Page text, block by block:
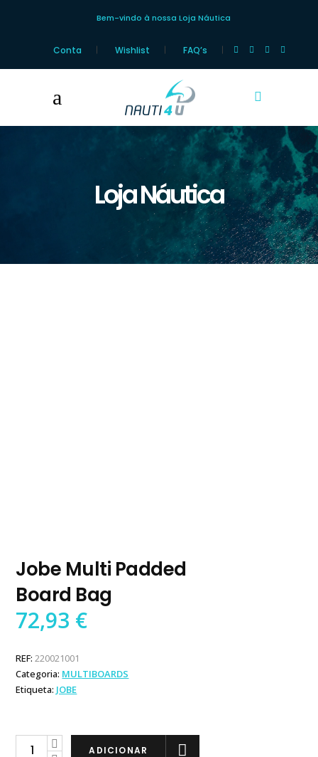
Bem-vindo à nossa Loja Náutica
Conta Wishlist FAQ’s
Loja Náutica
Jobe Multi Padded
Board Bag
72,93 €
REF:220021001
Categoria: MULTIBOARDS
Etiqueta: JOBE
Jobe
ADICIONAR